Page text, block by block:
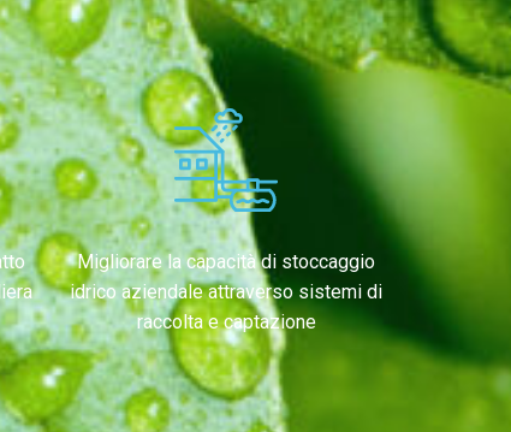
Migliorare la capacità di stoccaggio
idrico aziendale attraverso sistemi di
raccolta e captazione